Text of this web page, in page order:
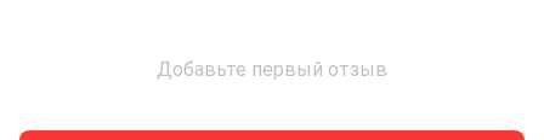
Добавьте первый отзыв